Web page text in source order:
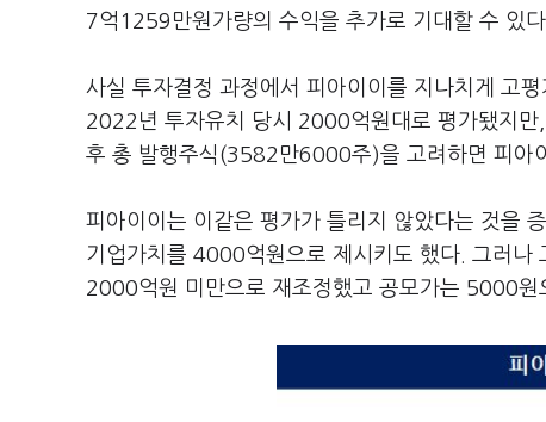
7억1259만원가량의 수익을 추가로 기대할 수 있다.
사실 투자결정 과정에서 피아이이를 지나치게 고
2022년 투자유치 당시 2000억원대로 평가됐지만
후 총 발행주식(3582만6000주)을 고려하면 피아
피아이이는 이같은 평가가 틀리지 않았다는 것을
기업가치를 4000억원으로 제시키도 했다. 그러나
2000억원 미만으로 재조정했고 공모가는 5000원